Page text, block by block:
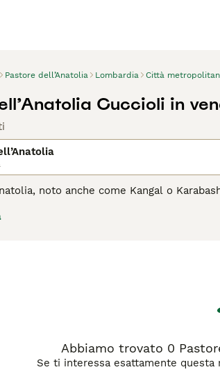
Pastore dell’Anatolia Lombardia Città
Cuccioli in
noto anche come Kangal o
generalmente di colore fulvo con una
un proprietario esperto che sappia
è il cane giusto per
Abbiamo trovato 0
Se ti interessa esattamente